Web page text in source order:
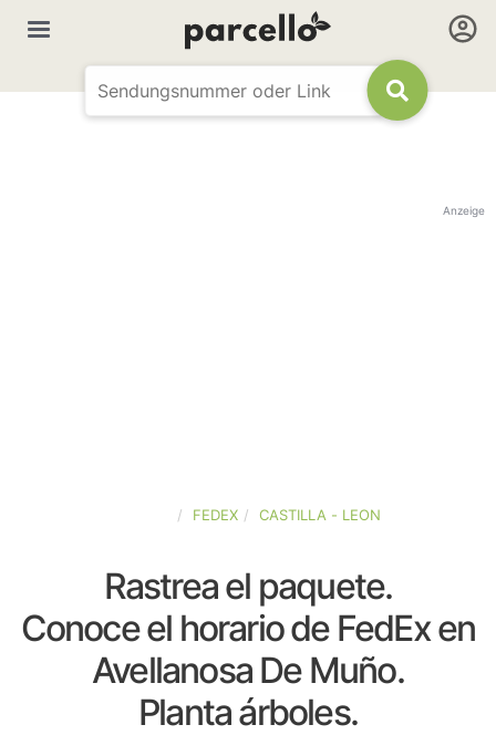
Anzeige
FEDEX CASTILLA - LEON
Rastrea el paquete.
Conoce el horario de FedEx en
Avellanosa De Muño.
Planta árboles.